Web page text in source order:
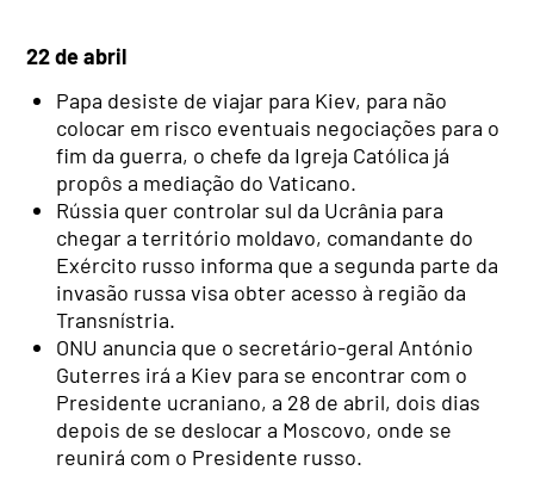
22 de abril
Papa desiste de viajar para Kiev, para não
colocar em risco eventuais negociações para o
fim da guerra, o chefe da Igreja Católica já
propôs a mediação do Vaticano.
Rússia quer controlar sul da Ucrânia para
chegar a território moldavo, comandante do
Exército russo informa que a segunda parte da
invasão russa visa obter acesso à região da
Transnístria.
ONU anuncia que o secretário-geral António
Guterres irá a Kiev para se encontrar com o
Presidente ucraniano, a 28 de abril, dois dias
depois de se deslocar a Moscovo, onde se
reunirá com o Presidente russo.